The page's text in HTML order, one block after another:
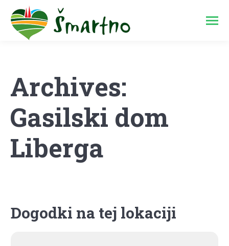
Archives:
Gasilski dom
Liberga
Dogodki na tej lokaciji